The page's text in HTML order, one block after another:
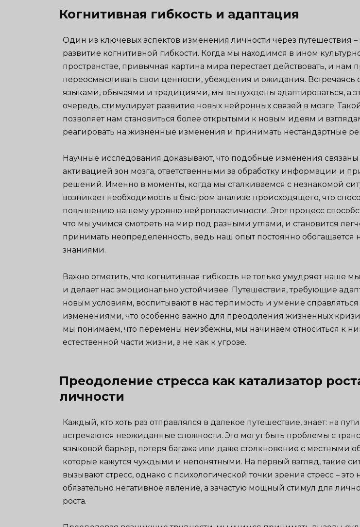
Когнитивная гибкость и адаптация
Один из ключевых аспектов изменения личности через путешествия –
развитие когнитивной гибкости. Когда мы находимся в ином
пространстве, привычная картина мира перестает действовать, и нам
переосмысливать свои ценности, убеждения и ожидания. Встречаясь
языками, обычаями и традициями, мы вынуждены адаптироваться, а
очередь, стимулирует развитие новых нейронных связей в мозге.
позволяет нам становиться более открытыми к новым идеям и
реагировать на жизненные изменения и принимать нестандартные
Научные исследования доказывают, что подобные изменения связаны
активацией зон мозга, ответственными за обработку информации и
решений. Именно в моменты, когда мы сталкиваемся с незнакомой
возникает необходимость в быстром анализе происходящего, что
повышению нашему уровню нейропластичности. Этот процесс
что мы учимся смотреть на мир под разными углами, и становится
принимать неопределенность, ведь наш опыт постоянно обогащается
знаниями.
Важно отметить, что когнитивная гибкость не только умудряет наше
и делает нас эмоционально устойчивее. Путешествия, требующие
новым условиям, воспитывают в нас терпимость и умение справляться
изменениями, что особенно важно для преодоления жизненных
мы понимаем, что перемены неизбежны, мы начинаем относиться к
естественной части жизни, а не как к угрозе.
Преодоление стресса как катализатор
личности
Каждый, кто хоть раз отправлялся в далекое путешествие, знает: на
встречаются неожиданные сложности. Это могут быть проблемы с
языковой барьер, потеря багажа или даже столкновение с местными
которые кажутся чуждыми и непонятными. На первый взгляд, такие
вызывают стресс, однако с психологической точки зрения стресс – это
обязательно негативное явление, а зачастую мощный стимул для
роста.